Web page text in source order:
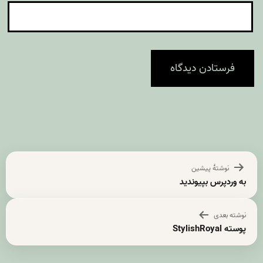
راهبری
نوشتهنوشتهٔ پیشین
به وردپرس بپیوندید
نوشته بعدی
پوسته StylishRoyal